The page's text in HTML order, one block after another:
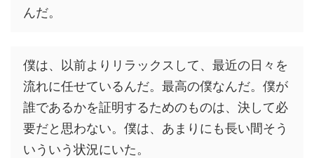
んだ。
僕は、以前よりリラックスして、最近の日々を
流れに任せているんだ。最高の僕なんだ。僕が
誰であるかを証明するためのものは、決して必
要だと思わない。僕は、あまりにも長い間そう
いういう状況にいた。